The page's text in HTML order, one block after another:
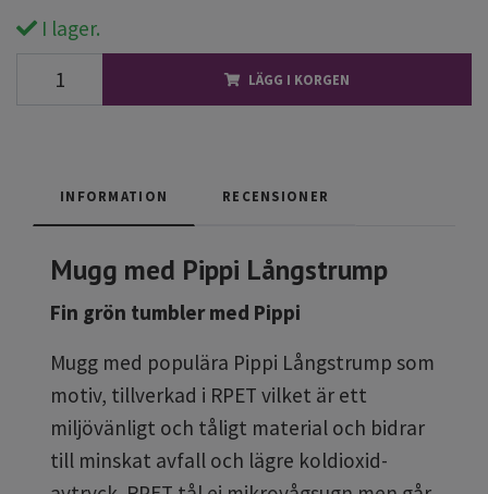
I lager.
LÄGG I KORGEN
INFORMATION RECENSIONER
Mugg med Pippi Långstrump
Fin grön tumbler med Pippi
Mugg med populära Pippi Långstrump som
motiv, tillverkad i RPET vilket är ett
miljövänligt och tåligt material och bidrar
till minskat avfall och lägre koldioxid-